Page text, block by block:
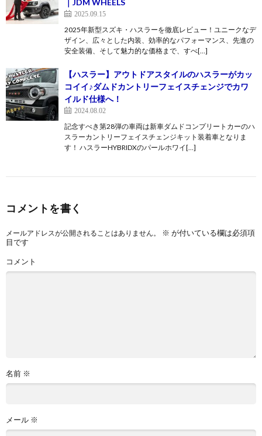
2025.09.15
2025年新型スズキ・ハスラーを徹底レビュー！ユニークなデ
ザイン、広々とした内装、効率的なパフォーマンス、先進の
安全装備、そして魅力的な価格まで、すべ[…]
【ハスラー】アウトドアスタイルのハスラーがカッ
コイイ♪ダムドカントリーフェイスチェンジでカワ
イルド仕様へ！
2024.08.02
記念すべき第28弾の車両は新車ダムドコンプリートカーのハ
スラーカントリーフェイスチェンジキット装着車となりま
す！ ハスラーHYBRIDXのパールホワイ[…]
コメントを書く
メールアドレスが公開されることはありません。 ※ が付いている欄は必須項
目です
コメント
名前 ※
メール ※